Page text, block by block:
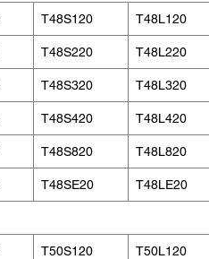
T48S120 T48L120
T48S220 T48L220
T48S320 T48L320
T48S420 T48L420
T48S820 T48L820
T48SE20 T48LE20
T50S120 T50L120